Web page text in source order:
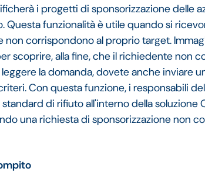
i progetti di sponsorizzazione delle
Questa funzionalità è utile quando si
corrispondono al proprio target.
scoprire, alla fine, che il richiedente non
la domanda, dovete anche inviare
Con questa funzione, i responsabili
di rifiuto all'interno della soluzione
una richiesta di sponsorizzazione non